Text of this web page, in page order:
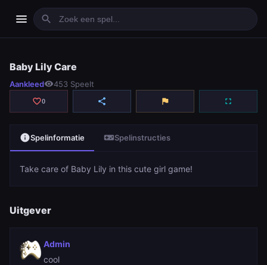
menu search
play_arrowSpelen
Baby Lily Care
Aankleedvisibility453 Speelt
favorite_border0 share flag fullscreen
infoSpelinformatie videogame_assetSpelinstructies
Take care of Baby Lily in this cute girl game!
Uitgever
Admin
cool